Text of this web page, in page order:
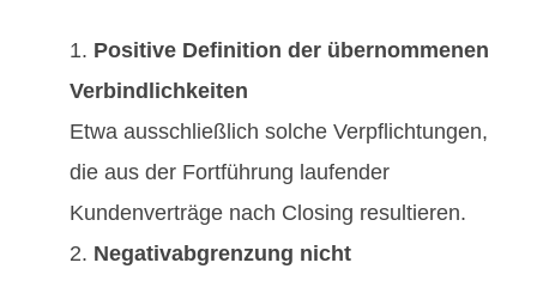
Positive Definition der übernommenen
Verbindlichkeiten
Etwa ausschließlich solche Verpflichtungen,
die aus der Fortführung laufender
Kundenverträge nach Closing resultieren.
Negativabgrenzung nicht